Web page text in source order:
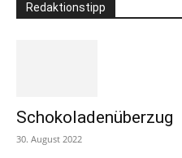
Redaktionstipp
Schokoladenüberzug
30. August 2022